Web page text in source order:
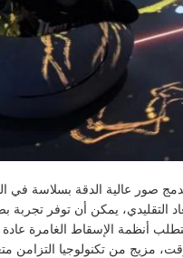
صور عالية الدقة بسلاسة في
التقليدي، يمكن أن توفر تجربة
أنظمة الإسقاط الغامرة
مزيج من تكنولوجيا التزامن